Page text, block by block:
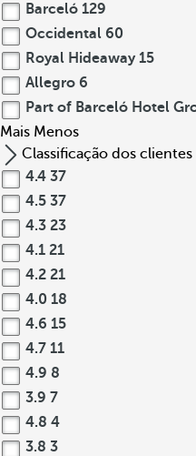
Barceló 129
Occidental 60
Royal Hideaway 15
Allegro 6
Part of Barceló Hotel
Mais Menos
Classificação dos clientes
4.4 37
4.5 37
4.3 23
4.1 21
4.2 21
4.0 18
4.6 15
4.7 11
4.9 8
3.9 7
4.8 4
3.8 3